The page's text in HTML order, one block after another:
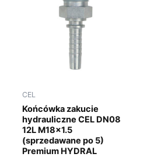
CEL
Końcówka zakucie
hydrauliczne CEL DN08
12L M18x1.5
(sprzedawane po 5)
Premium HYDRAL